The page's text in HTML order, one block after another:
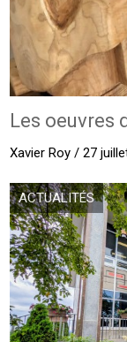
Les oeuvres
Xavier Roy / 27
ACTUALITÉS